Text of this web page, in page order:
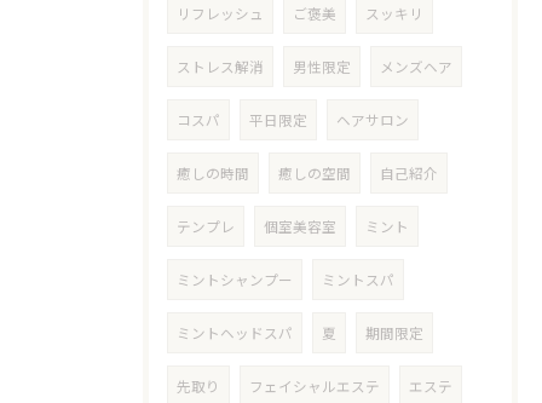
リフレッシュ ご褒美 スッキリ
ストレス解消 男性限定 メンズヘア
コスパ 平日限定 ヘアサロン
癒しの時間 癒しの空間 自己紹介
テンプレ 個室美容室 ミント
ミントシャンプー ミントスパ
ミントヘッドスパ 夏 期間限定
先取り フェイシャルエステ エステ